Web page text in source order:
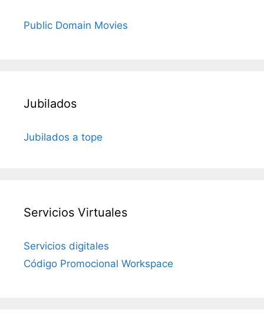
Public Domain Movies
Jubilados
Jubilados a tope
Servicios Virtuales
Servicios digitales
Código Promocional Workspace